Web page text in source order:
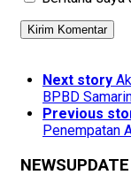
Next story
BPBD
Previous
Penempatan
NEWSUPDATE